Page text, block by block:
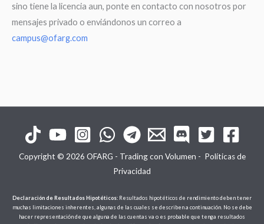
sino tiene la licencia aun, ponte en contacto con nosotros por
mensajes privado o enviándonos un correo a
campus@ofarg.com
Copyright © 2026 OFARG - Trading con Volumen - Políticas de
Privacidad
Declaración de Resultados Hipotéticos: Resultados hipotéticos de rendimiento deben tener
muchas limitaciones inherentes, algunas de las cuales se describen a continuación. No se debe
hacer representación de que alguna de las cuentas va o es probable que tenga resultados